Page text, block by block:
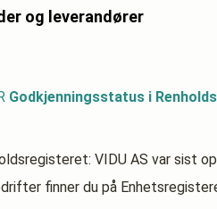
og leverandører
Godkjenningsstatus i
VIDU AS var sist
finner du på